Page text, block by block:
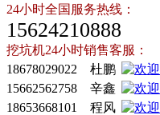
24小时全国服务热线：
15624210888
挖坑机24小时销售客服：
18678029022 杜鹏
15662562758 辛鑫
18653668101 程风